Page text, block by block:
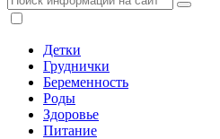
Детки
Груднички
Беременность
Роды
Здоровье
Питание